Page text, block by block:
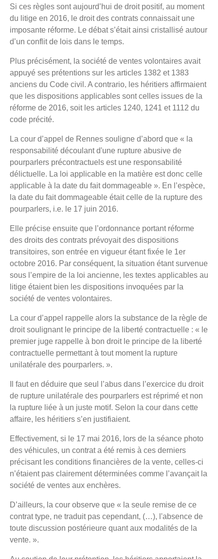
Si ces règles sont aujourd’hui de droit positif, au moment
du litige en 2016, le droit des contrats connaissait une
imposante réforme. Le débat s’était ainsi cristallisé autour
d’un conflit de lois dans le temps.
Plus précisément, la société de ventes volontaires avait
appuyé ses prétentions sur les articles 1382 et 1383
anciens du Code civil. A contrario, les héritiers affirmaient
que les dispositions applicables sont celles issues de la
réforme de 2016, soit les articles 1240, 1241 et 1112 du
code précité.
La cour d’appel de Rennes souligne d’abord que « la
responsabilité découlant d'une rupture abusive de
pourparlers précontractuels est une responsabilité
délictuelle. La loi applicable en la matière est donc celle
applicable à la date du fait dommageable ». En l’espèce,
la date du fait dommageable était celle de la rupture des
pourparlers, i.e. le 17 juin 2016.
Elle précise ensuite que l’ordonnance portant réforme
des droits des contrats prévoyait des dispositions
transitoires, son entrée en vigueur étant fixée le 1er
octobre 2016. Par conséquent, la situation étant survenue
sous l’empire de la loi ancienne, les textes applicables au
litige étaient bien les dispositions invoquées par la
société de ventes volontaires.
La cour d’appel rappelle alors la substance de la règle de
droit soulignant le principe de la liberté contractuelle : « le
premier juge rappelle à bon droit le principe de la liberté
contractuelle permettant à tout moment la rupture
unilatérale des pourparlers. ».
Il faut en déduire que seul l’abus dans l’exercice du droit
de rupture unilatérale des pourparlers est réprimé et non
la rupture liée à un juste motif. Selon la cour dans cette
affaire, les héritiers s’en justifiaient.
Effectivement, si le 17 mai 2016, lors de la séance photo
des véhicules, un contrat a été remis à ces derniers
précisant les conditions financières de la vente, celles-ci
n’étaient pas clairement déterminées comme l’avançait la
société de ventes aux enchères.
D’ailleurs, la cour observe que « la seule remise de ce
contrat type, ne traduit pas cependant, (…), l'absence de
toute discussion postérieure quant aux modalités de la
vente. ».